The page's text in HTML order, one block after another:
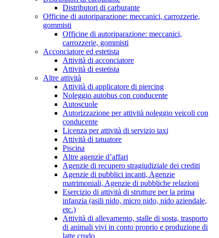
Distributori di carburante
Officine di autoriparazione: meccanici, carrozzerie,
gommisti
Officine di autoriparazione: meccanici,
carrozzerie, gommisti
Acconciatore ed estetista
Attività di acconciatore
Attività di estetista
Altre attività
Attività di applicatore di piercing
Noleggio autobus con conducente
Autoscuole
Autorizzazione per attività noleggio veicoli con
conducente
Licenza per attività di servizio taxi
Attività di tatuatore
Piscina
Altre agenzie d’affari
Agenzie di recupero stragiudiziale dei crediti
Agenzie di pubblici incanti, Agenzie
matrimoniali, Agenzie di pubbliche relazioni
Esercizio di attività di strutture per la prima
infanzia (asili nido, micro nido, nido aziendale,
etc.)
Attività di allevamento, stalle di sosta, trasporto
di animali vivi in conto proprio e produzione di
latte crudo